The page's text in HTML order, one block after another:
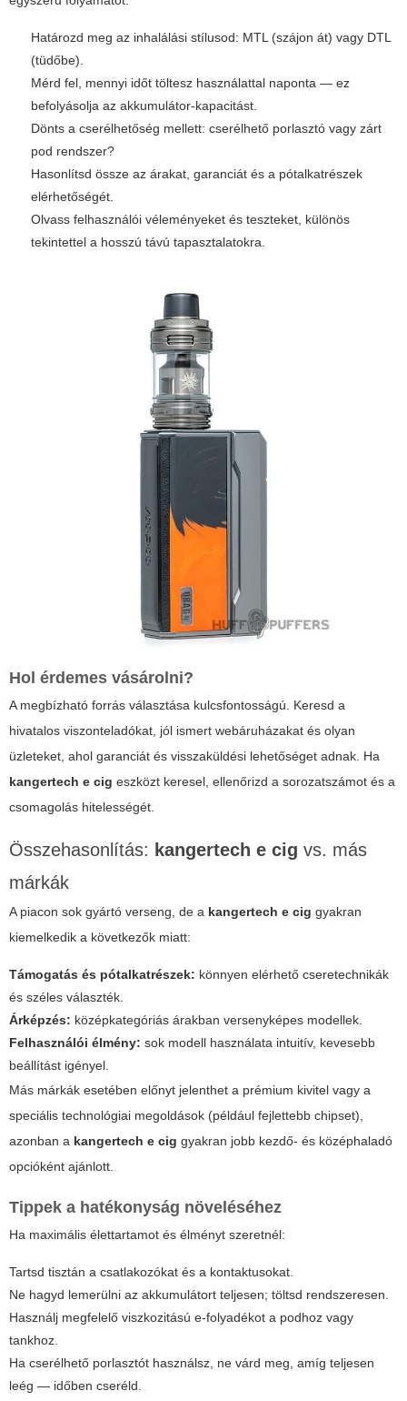
Határozd meg az inhalálási stílusod: MTL (szájon át) vagy DTL
(tüdőbe).
Mérd fel, mennyi időt töltesz használattal naponta — ez
befolyásolja az akkumulátor-kapacitást.
Dönts a cserélhetőség mellett: cserélhető porlasztó vagy zárt
pod rendszer?
Hasonlítsd össze az árakat, garanciát és a pótalkatrészek
elérhetőségét.
Olvass felhasználói véleményeket és teszteket, különös
tekintettel a hosszú távú tapasztalatokra.
Hol érdemes vásárolni?
A megbízható forrás választása kulcsfontosságú. Keresd a
hivatalos viszonteladókat, jól ismert webáruházakat és olyan
üzleteket, ahol garanciát és visszaküldési lehetőséget adnak. Ha
kangertech e cig eszközt keresel, ellenőrizd a sorozatszámot és a
csomagolás hitelességét.
Összehasonlítás: kangertech e cig vs. más
márkák
A piacon sok gyártó verseng, de a kangertech e cig gyakran
kiemelkedik a következők miatt:
Támogatás és pótalkatrészek: könnyen elérhető cseretechnikák
és széles választék.
Árképzés: középkategóriás árakban versenyképes modellek.
Felhasználói élmény: sok modell használata intuitív, kevesebb
beállítást igényel.
Más márkák esetében előnyt jelenthet a prémium kivitel vagy a
speciális technológiai megoldások (például fejlettebb chipset),
azonban a kangertech e cig gyakran jobb kezdő- és középhaladó
opcióként ajánlott.
Tippek a hatékonyság növeléséhez
Ha maximális élettartamot és élményt szeretnél:
Tartsd tisztán a csatlakozókat és a kontaktusokat.
Ne hagyd lemerülni az akkumulátort teljesen; töltsd rendszeresen.
Használj megfelelő viszkozitású e-folyadékot a podhoz vagy
tankhoz.
Ha cserélhető porlasztót használsz, ne várd meg, amíg teljesen
leég — időben cseréld.